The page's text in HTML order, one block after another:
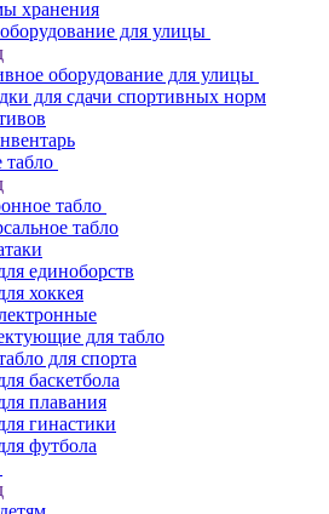
хранения
для улицы
оборудование для улицы
для сдачи спортивных норм
табло
табло
табло
единоборств
хоккея
для табло
для спорта
баскетбола
плавания
гинастики
футбола